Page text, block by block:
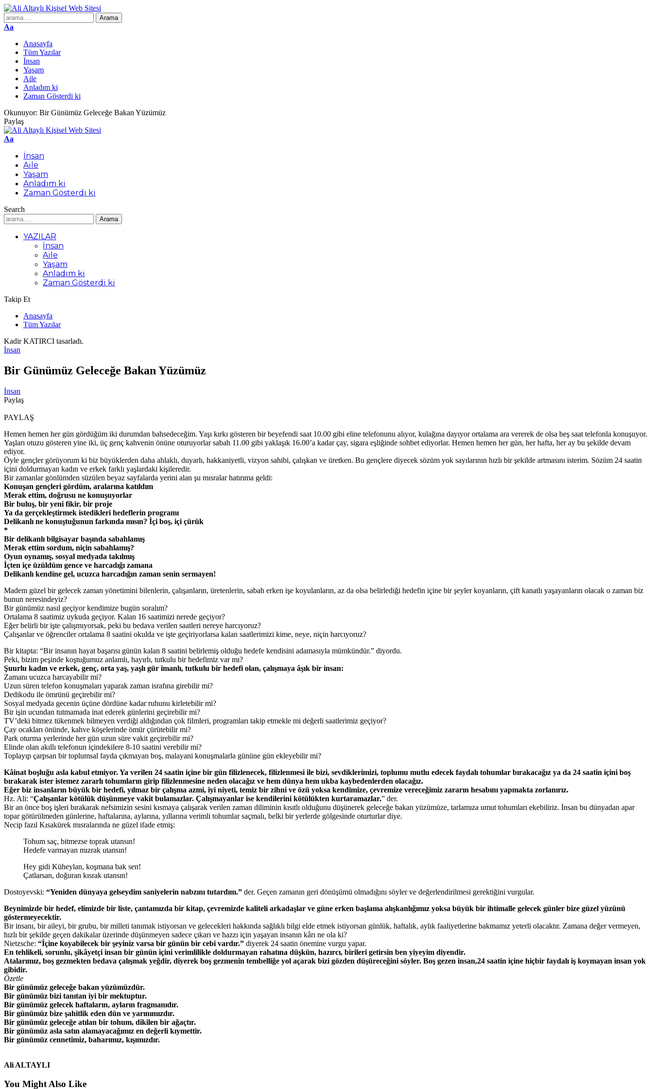
Aa
Anasayfa
Tüm Yazılar
İnsan
Yaşam
Aile
Anladım ki
Zaman Gösterdi ki
Okunuyor: Bir Günümüz Geleceğe Bakan Yüzümüz
Paylaş
Aa
İnsan
Aile
Yaşam
Anladım ki
Zaman Gösterdi ki
Search
YAZILAR
İnsan
Aile
Yaşam
Anladım ki
Zaman Gösterdi ki
Takip Et
Anasayfa
Tüm Yazılar
Kadir KATIRCI tasarladı.
İnsan
Bir Günümüz Geleceğe Bakan Yüzümüz
İnsan
Paylaş
PAYLAŞ
Hemen hemen her gün gördüğüm iki durumdan bahsedeceğim. Yaşı kırkı gösteren bir beyefendi saat 10.00 gibi eline telefonunu alıyor, kulağına dayıyor ortalama ara vererek de olsa beş saat telefonla konuşuyor.
Yaşları otuzu gösteren yine iki, üç genç kahvenin önüne oturuyorlar sabah 11.00 gibi yaklaşık 16.00’a kadar çay, sigara eşliğinde sohbet ediyorlar. Hemen hemen her gün, her hafta, her ay bu şekilde devam
ediyor.
Öyle gençler görüyorum ki biz büyüklerden daha ahlaklı, duyarlı, hakkaniyetli, vizyon sahibi, çalışkan ve üretken. Bu gençlere diyecek sözüm yok sayılarının hızlı bir şekilde artmasını isterim. Sözüm 24 saatin
içini doldurmayan kadın ve erkek farklı yaşlardaki kişileredir.
Bir zamanlar gönlümden süzülen beyaz sayfalarda yerini alan şu mısralar hatırıma geldi:
Konuşan gençleri gördüm, aralarına katıldım
Merak ettim, doğrusu ne konuşuyorlar
Bir buluş, bir yeni fikir, bir proje
Ya da gerçekleştirmek istedikleri hedeflerin programı
Delikanlı ne konuştuğunun farkında mısın? İçi boş, içi çürük
*
Bir delikanlı bilgisayar başında sabahlamış
Merak ettim sordum, niçin sabahlamış?
Oyun oynamış, sosyal medyada takılmış
İçten içe üzüldüm gence ve harcadığı zamana
Delikanlı kendine gel, ucuzca harcadığın zaman senin sermayen!
Madem güzel bir gelecek zaman yönetimini bilenlerin, çalışanların, üretenlerin, sabah erken işe koyulanların, az da olsa belirlediği hedefin içine bir şeyler koyanların, çift kanatlı yaşayanların olacak o zaman biz
bunun neresindeyiz?
Bir günümüz nasıl geçiyor kendimize bugün soralım?
Ortalama 8 saatimiz uykuda geçiyor. Kalan 16 saatimizi nerede geçiyor?
Eğer belirli bir işte çalışmıyorsak, peki bu bedava verilen saatleri nereye harcıyoruz?
Çalışanlar ve öğrenciler ortalama 8 saatini okulda ve işte geçiriyorlarsa kalan saatlerimizi kime, neye, niçin harcıyoruz?
Bir kitapta: “Bir insanın hayat başarısı günün kalan 8 saatini belirlemiş olduğu hedefe kendisini adamasıyla mümkündür.” diyordu.
Peki, bizim peşinde koştuğumuz anlamlı, hayırlı, tutkulu bir hedefimiz var mı?
Şuurlu kadın ve erkek, genç, orta yaş, yaşlı gür imanlı, tutkulu bir hedefi olan, çalışmaya âşık bir insan:
Zamanı ucuzca harcayabilir mi?
Uzun süren telefon konuşmaları yaparak zaman israfına girebilir mi?
Dedikodu ile ömrünü geçirebilir mi?
Sosyal medyada gecenin üçüne dördüne kadar ruhunu kirletebilir mi?
Bir işin ucundan tutmamada inat ederek günlerini geçirebilir mi?
TV’deki bitmez tükenmek bilmeyen verdiği aldığından çok filmleri, programları takip etmekle mi değerli saatlerimiz geçiyor?
Çay ocakları önünde, kahve köşelerinde ömür çürütebilir mi?
Park oturma yerlerinde her gün uzun süre vakit geçirebilir mi?
Elinde olan akıllı telefonun içindekilere 8-10 saatini verebilir mi?
Toplayıp çarpsan bir toplumsal fayda çıkmayan boş, malayani konuşmalarla gününe gün ekleyebilir mi?
Kâinat boşluğu asla kabul etmiyor. Ya verilen 24 saatin içine bir gün filizlenecek, filizlenmesi ile bizi, sevdiklerimizi, toplumu mutlu edecek faydalı tohumlar bırakacağız ya da 24 saatin içini boş
bırakarak ister istemez zararlı tohumların girip filizlenmesine neden olacağız ve hem dünya hem ukba kaybedenlerden olacağız.
Eğer biz insanların büyük bir hedefi, yılmaz bir çalışma azmi, iyi niyeti, temiz bir zihni ve özü yoksa kendimize, çevremize vereceğimiz zararın hesabını yapmakta zorlanırız.
Hz. Ali: “Çalışanlar kötülük düşünmeye vakit bulamazlar. Çalışmayanlar ise kendilerini kötülükten kurtaramazlar.” der.
Bir an önce boş işleri bırakarak nefsimizin sesini kısmaya çalışarak verilen zaman diliminin kısıtlı olduğunu düşünerek geleceğe bakan yüzümüze, tarlamıza umut tohumları ekebiliriz. İnsan bu dünyadan apar
topar götürülmeden günlerine, haftalarına, aylarına, yıllarına verimli tohumlar saçmalı, belki bir yerlerde gölgesinde oturturlar diye.
Necip fazıl Kısakürek mısralarında ne güzel ifade etmiş:
Tohum saç, bitmezse toprak utansın!
Hedefe varmayan mızrak utansın!
Hey gidi Küheylan, koşmana bak sen!
Çatlarsan, doğuran kısrak utansın!
Dostoyevski: “Yeniden dünyaya gelseydim saniyelerin nabzını tutardım.” der. Geçen zamanın geri dönüşümü olmadığını söyler ve değerlendirilmesi gerektiğini vurgular.
Beynimizde bir hedef, elimizde bir liste, çantamızda bir kitap, çevremizde kaliteli arkadaşlar ve güne erken başlama alışkanlığımız yoksa büyük bir ihtimalle gelecek günler bize güzel yüzünü
göstermeyecektir.
Bir insanı, bir aileyi, bir grubu, bir milleti tanımak istiyorsan ve gelecekleri hakkında sağlıklı bilgi elde etmek istiyorsan günlük, haftalık, aylık faaliyetlerine bakmamız yeterli olacaktır. Zamana değer vermeyen,
hızlı bir şekilde geçen dakikalar üzerinde düşünmeyen sadece çıkarı ve hazzı için yaşayan insanın kârı ne ola ki?
Nietzsche: “İçine koyabilecek bir şeyiniz varsa bir günün bir cebi vardır.” diyerek 24 saatin önemine vurgu yapar.
En tehlikeli, sorunlu, şikâyetçi insan bir günün içini verimlilikle doldurmayan rahatına düşkün, hazırcı, birileri getirsin ben yiyeyim diyendir.
Atalarımız, boş gezmekten bedava çalışmak yeğdir, diyerek boş gezmenin tembelliğe yol açarak bizi gözden düşüreceğini söyler. Boş gezen insan,24 saatin içine hiçbir faydalı iş koymayan insan yok
gibidir.
Özetle
Bir günümüz geleceğe bakan yüzümüzdür.
Bir günümüz bizi tanıtan iyi bir mektuptur.
Bir günümüz gelecek haftaların, ayların fragmanıdır.
Bir günümüz bize şahitlik eden dün ve yarınımızdır.
Bir günümüz geleceğe atılan bir tohum, dikilen bir ağaçtır.
Bir günümüz asla satın alamayacağımız en değerli kıymettir.
Bir günümüz cennetimiz, baharımız, kışımızdır.
Ali ALTAYLI
You Might Also Like